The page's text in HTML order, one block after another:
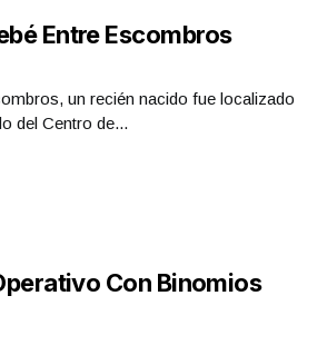
Entre Escombros
un recién nacido fue localizado
del Centro de...
Con Binomios